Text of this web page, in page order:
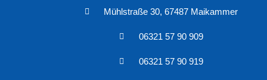
Mühlstraße 30, 67487 Maikammer
06321 57 90 909
06321 57 90 919